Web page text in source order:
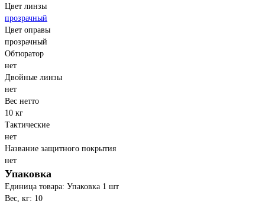
Цвет линзы
прозрачный
Цвет оправы
прозрачный
Обтюратор
нет
Двойные линзы
нет
Вес нетто
10 кг
Тактические
нет
Название защитного покрытия
нет
Упаковка
Единица товара: Упаковка 1 шт
Вес, кг: 10